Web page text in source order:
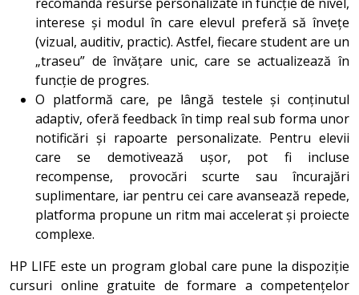
interese și modul în care elevul preferă să învețe
(vizual, auditiv, practic). Astfel, fiecare student are un
„traseu” de învățare unic, care se actualizează în
funcție de progres.
O platformă care, pe lângă testele și conținutul
adaptiv, oferă feedback în timp real sub forma unor
notificări și rapoarte personalizate. Pentru elevii
care se demotivează ușor, pot fi incluse
recompense, provocări scurte sau încurajări
suplimentare, iar pentru cei care avansează repede,
platforma propune un ritm mai accelerat și proiecte
complexe.
HP LIFE este un program global care pune la dispoziție
cursuri online gratuite de formare a competențelor